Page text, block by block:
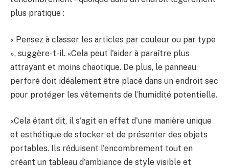
plus pratique :
« Pensez à classer les articles par couleur ou par type
», suggère-t-il. «Cela peut l'aider à paraître plus
attrayant et moins chaotique. De plus, le panneau
perforé doit idéalement être placé dans un endroit sec
pour protéger les vêtements de l’humidité potentielle.
«Cela étant dit, il s'agit en effet d'une manière unique
et esthétique de stocker et de présenter des objets
portables. Ils réduisent l'encombrement tout en
créant un tableau d'ambiance de style visible et